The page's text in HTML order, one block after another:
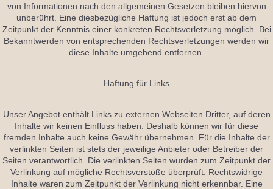
von Informationen nach den allgemeinen Gesetzen bleiben hiervon
unberührt. Eine diesbezügliche Haftung ist jedoch erst ab dem
Zeitpunkt der Kenntnis einer konkreten Rechtsverletzung möglich. Bei
Bekanntwerden von entsprechenden Rechtsverletzungen werden wir
diese Inhalte umgehend entfernen.
Haftung für Links
Unser Angebot enthält Links zu externen Webseiten Dritter, auf deren
Inhalte wir keinen Einfluss haben. Deshalb können wir für diese
fremden Inhalte auch keine Gewähr übernehmen. Für die Inhalte der
verlinkten Seiten ist stets der jeweilige Anbieter oder Betreiber der
Seiten verantwortlich. Die verlinkten Seiten wurden zum Zeitpunkt der
Verlinkung auf mögliche Rechtsverstöße überprüft. Rechtswidrige
Inhalte waren zum Zeitpunkt der Verlinkung nicht erkennbar. Eine